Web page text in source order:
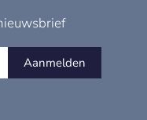
Aanmelden